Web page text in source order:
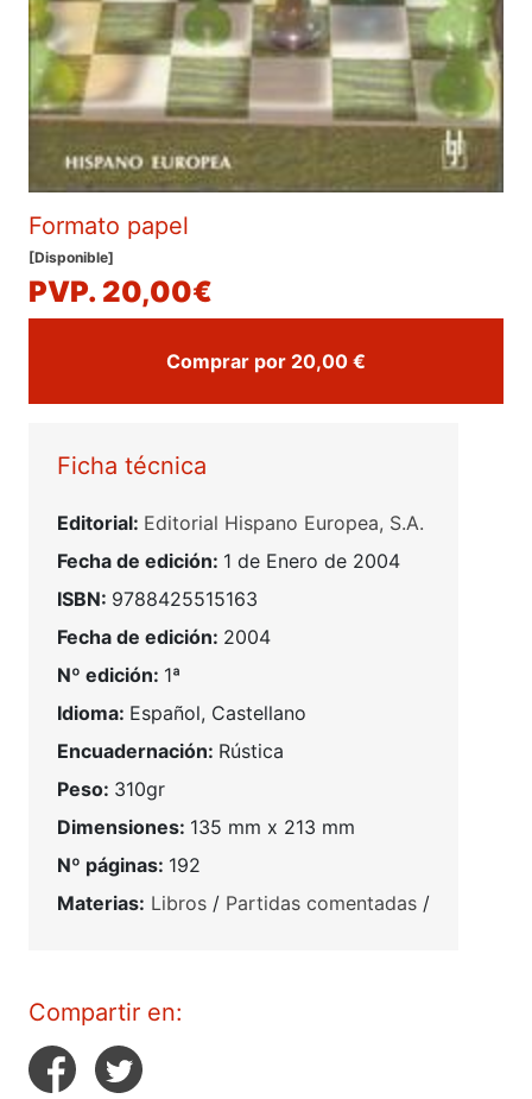
Formato papel
[Disponible]
PVP. 20,00€
Comprar por 20,00 €
Ficha técnica
Editorial: Editorial Hispano Europea, S.A.
Fecha de edición: 1 de Enero de 2004
ISBN: 9788425515163
Fecha de edición: 2004
Nº edición: 1ª
Idioma: Español, Castellano
Encuadernación: Rústica
Peso: 310gr
Dimensiones: 135 mm x 213 mm
Nº páginas: 192
Materias: Libros / Partidas comentadas /
Compartir en: